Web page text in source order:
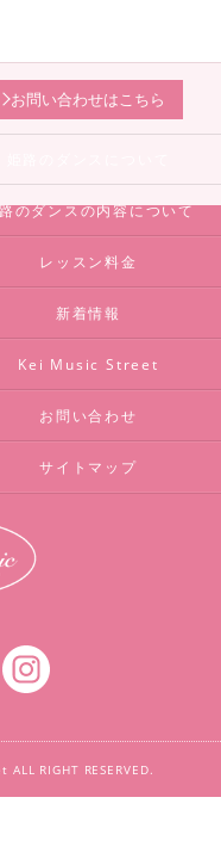
お問い合わせはこちら
のダンスの内容について
レッスン料金
新着情報
Kei Music Street
お問い合わせ
サイトマップ
RIGHT RESERVED.